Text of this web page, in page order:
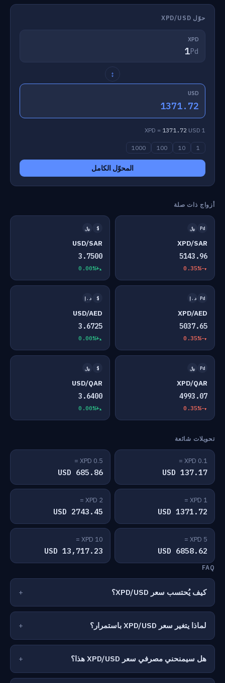
حوّل XPD/USD
XPD
Pd
↕
USD
1371.72
1 XPD =
1371.72 USD
1
10
100
1000
المحوّل الكامل
أزواج ذات صلة
Pd ﷼
XPD/SAR
5143.96
-0.35%
$ ﷼
USD/SAR
3.7500
+0.00%
Pd د.إ
XPD/AED
5037.65
-0.35%
$ د.إ
USD/AED
3.6725
+0.00%
Pd ﷼
XPD/QAR
4993.07
-0.35%
$ ﷼
USD/QAR
3.6400
+0.00%
تحويلات شائعة
0.1 XPD =
137.17 USD
0.5 XPD =
685.86 USD
1 XPD =
1371.72 USD
2 XPD =
2743.45 USD
5 XPD =
6858.62 USD
10 XPD =
13,717.23 USD
FAQ
كيف يُحتسب سعر XPD/USD؟
لماذا يتغير سعر XPD/USD باستمرار؟
هل سيمنحني مصرفي سعر XPD/USD هذا؟